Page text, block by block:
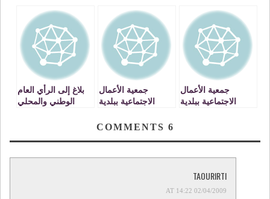
جمعية الأعمال
الاجتماعية ببلدية
جمعية الأعمال
الاجتماعية ببلدية
عقد شراكة
بلاغ إلى الرأي العام
الوطني والمحلي
6
TAOURIRTI
02/04/2009 AT 14:22